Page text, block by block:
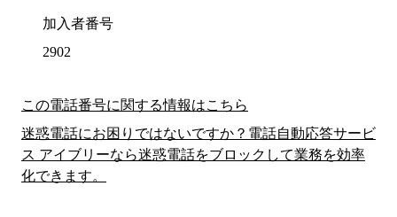
加入者番号
2902
この電話番号に関する情報はこちら
迷惑電話にお困りではないですか？電話自動応答サービ
ス アイブリーなら迷惑電話をブロックして業務を効率
化できます。